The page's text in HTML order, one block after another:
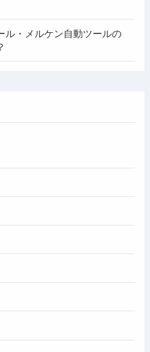
ル・メルケン自動ツールの